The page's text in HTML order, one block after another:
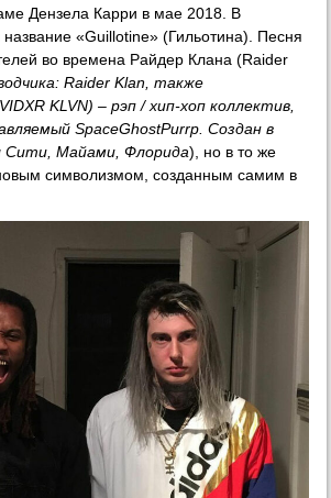
Дензела Карри в мае 2018. В
«Guillotine» (Гильотина). Песня
во времена Райдер Клана (Raider
Raider Klan, также
KLVN) – рэп / хип-хоп коллектив,
SpaceGhostPurrp. Создан в
Сити, Майами, Флорида), но в то же
символизмом, созданным самим в